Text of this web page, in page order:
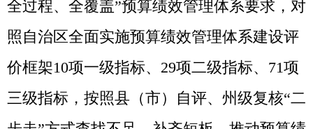
将绩效管理延伸至具体单位和项目上，综
合、定量分析评价中央、自治转移支付资金
执行情况和执行效果，推动克州各级各部门